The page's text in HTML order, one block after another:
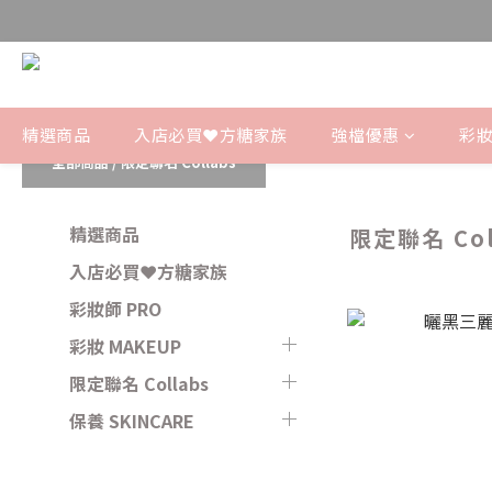
精選商品 入店必買❤️方糖家族 強檔優惠 彩
全部商品/限定聯名 Collabs
精選商品
入店必買❤️方糖家族
彩妝師 PRO
彩妝 MAKEUP
限定聯名 Collabs
保養 SKINCARE
限定聯名